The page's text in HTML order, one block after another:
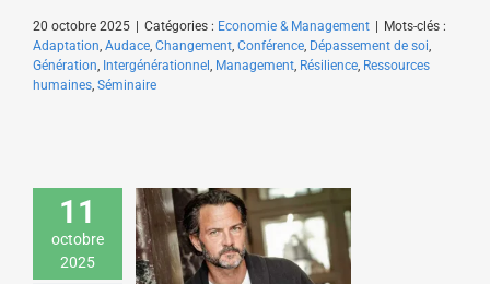
20 octobre 2025 Catégories : Economie & Management
Mots-clés :
Adaptation, Audace, Changement, Conférence, Dépassement de soi,
Génération, Intergénérationnel , Management, Résilience, Ressources
humaines, Séminaire
11
octobre
2025
Jérôme Kerviel donne
une conférence sur
l’adaptation au
changement pour une